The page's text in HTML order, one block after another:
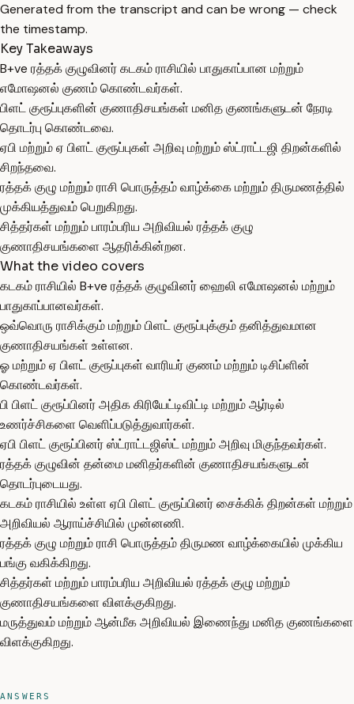
Generated from the transcript and can be wrong — check
the timestamp.
Key Takeaways
B+ve ரத்தக் குழுவினர் கடகம் ராசியில் பாதுகாப்பான மற்றும்
எமோஷனல் குணம் கொண்டவர்கள்.
பிளட் குரூப்புகளின் குணாதிசயங்கள் மனித குணங்களுடன் நேரடி
தொடர்பு கொண்டவை.
ஏபி மற்றும் ஏ பிளட் குரூப்புகள் அறிவு மற்றும் ஸ்ட்ராட்டஜி திறன்களில்
சிறந்தவை.
ரத்தக் குழு மற்றும் ராசி பொருத்தம் வாழ்க்கை மற்றும் திருமணத்தில்
முக்கியத்துவம் பெறுகிறது.
சித்தர்கள் மற்றும் பாரம்பரிய அறிவியல் ரத்தக் குழு
குணாதிசயங்களை ஆதரிக்கின்றன.
What the video covers
கடகம் ராசியில் B+ve ரத்தக் குழுவினர் ஹைலி எமோஷனல் மற்றும்
பாதுகாப்பானவர்கள்.
ஒவ்வொரு ராசிக்கும் மற்றும் பிளட் குரூப்புக்கும் தனித்துவமான
குணாதிசயங்கள் உள்ளன.
ஓ மற்றும் ஏ பிளட் குரூப்புகள் வாரியர் குணம் மற்றும் டிசிப்ளின்
கொண்டவர்கள்.
பி பிளட் குரூப்பினர் அதிக கிரியேட்டிவிட்டி மற்றும் ஆர்டில்
உணர்ச்சிகளை வெளிப்படுத்துவார்கள்.
ஏபி பிளட் குரூப்பினர் ஸ்ட்ராட்டஜிஸ்ட் மற்றும் அறிவு மிகுந்தவர்கள்.
ரத்தக் குழுவின் தன்மை மனிதர்களின் குணாதிசயங்களுடன்
தொடர்புடையது.
கடகம் ராசியில் உள்ள ஏபி பிளட் குரூப்பினர் சைக்கிக் திறன்கள் மற்றும்
அறிவியல் ஆராய்ச்சியில் முன்னணி.
ரத்தக் குழு மற்றும் ராசி பொருத்தம் திருமண வாழ்க்கையில் முக்கிய
பங்கு வகிக்கிறது.
சித்தர்கள் மற்றும் பாரம்பரிய அறிவியல் ரத்தக் குழு மற்றும்
குணாதிசயங்களை விளக்குகிறது.
மருத்துவம் மற்றும் ஆன்மீக அறிவியல் இணைந்து மனித குணங்களை
விளக்குகிறது.
ANSWERS